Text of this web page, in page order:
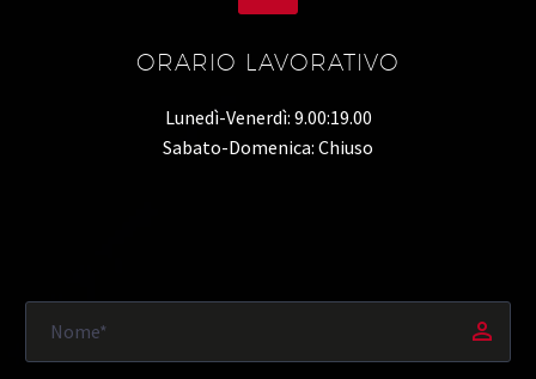
ORARIO LAVORATIVO
Lunedì-Venerdì: 9.00:19.00
Sabato-Domenica: Chiuso